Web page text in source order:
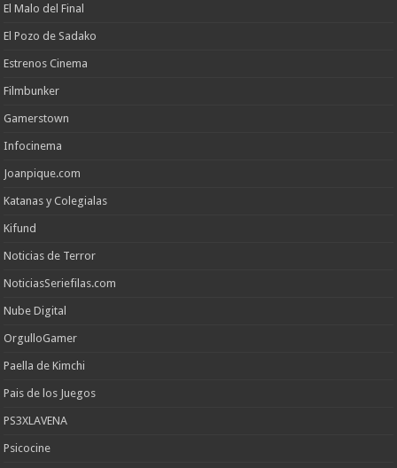
El Malo del Final
El Pozo de Sadako
Estrenos Cinema
Filmbunker
Gamerstown
Infocinema
Joanpique.com
Katanas y Colegialas
Kifund
Noticias de Terror
NoticiasSeriefilas.com
Nube Digital
OrgulloGamer
Paella de Kimchi
Pais de los Juegos
PS3XLAVENA
Psicocine